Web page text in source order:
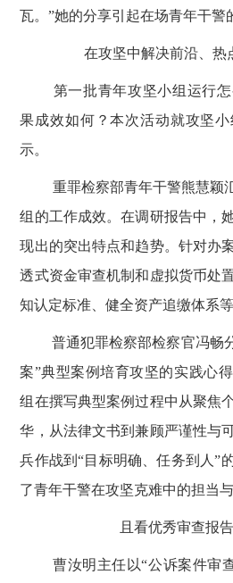
瓦。”她的分享引起在场青年干警
在攻坚中解决前沿、热
第一批青年攻坚小组运行
果成效如何？本次活动就攻坚
示。
重罪检察部青年干警熊慧颖
组的工作成效。在调研报告中，
现出的突出特点和趋势。针对办
透式资金审查机制和虚拟货币处
知认定标准、健全资产追缴体系等
普通犯罪检察部检察官冯畅
案”典型案例培育攻坚的实践心
组在撰写典型案例过程中从聚焦
华，从法律文书到兼顾严谨性与
兵作战到“目标明确、任务到人”
了青年干警在攻坚克难中的担当与
且看优秀审查报
曹汝明主任以“公诉案件审